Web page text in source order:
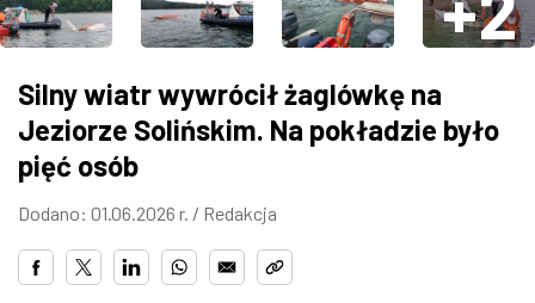
Silny wiatr wywrócił żaglówkę na
Jeziorze Solińskim. Na pokładzie było
pięć osób
Dodano: 01.06.2026 r. / Redakcja